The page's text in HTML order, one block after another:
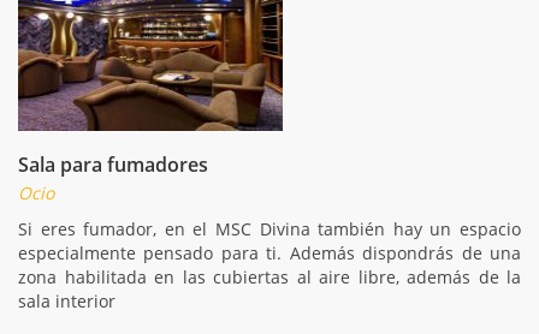
Sala para fumadores
Ocio
Si eres fumador, en el MSC Divina también hay un espacio
especialmente pensado para ti. Además dispondrás de una
zona habilitada en las cubiertas al aire libre, además de la
sala interior